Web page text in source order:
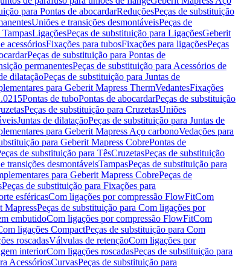
para Pontas de abocardarReduçõesPeças de substituição
Uniões e transições desmontáveisPeças de
TampasLigaçõesPeças de substituição para LigaçõesGeberit
acessóriosFixações para tubosFixações para ligaçõesPeças
Peças de substituição para Pontas de
permanentesPeças de substituição para Acessórios de
dilataçãoPeças de substituição para Juntas de
para Geberit Mapress ThermVedantesFixações
Pontas de tuboPontas de abocardarPeças de substituição
Peças de substituição para CruzetasUniões
Juntas de dilataçãoPeças de substituição para Juntas de
para Geberit Mapress Aço carbonoVedações para
para Geberit Mapress CobrePontas de
de substituição para TêsCruzetasPeças de substituição
transições desmontáveisTampasPeças de substituição para
para Geberit Mapress CobrePeças de
Peças de substituição para Fixações para
esféricasCom ligações por compressão FlowFitCom
MapressPeças de substituição para Com ligações por
embutidoCom ligações por compressão FlowFitCom
ligações CompactPeças de substituição para Com
roscadasVálvulas de retençãoCom ligações por
interiorCom ligações roscadasPeças de substituição para
AcessóriosCurvasPeças de substituição para